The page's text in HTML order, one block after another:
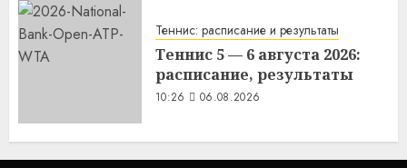
Теннис: расписание и результаты
Теннис 5 — 6 августа 2026:
расписание, результаты
10:26 06.08.2026